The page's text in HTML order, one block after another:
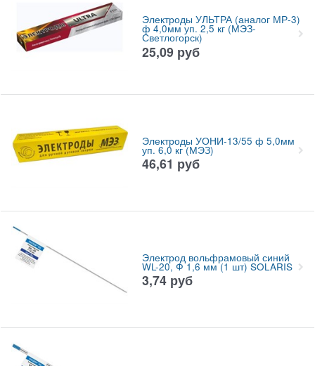
Электроды УЛЬТРА (аналог МР-3)
ф 4,0мм уп. 2,5 кг (МЭЗ-
Светлогорск)
25,09 руб
Электроды УОНИ-13/55 ф 5,0мм
уп. 6,0 кг (МЭЗ)
46,61 руб
Электрод вольфрамовый синий
WL-20, Ф 1,6 мм (1 шт) SOLARIS
3,74 руб